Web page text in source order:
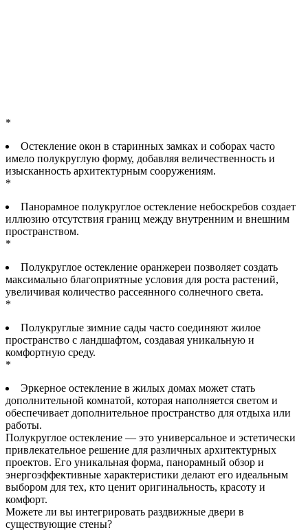
*
Остекление окон в старинных замках и соборах часто
имело полукруглую форму, добавляя величественность и
изысканность архитектурным сооружениям.
*
Панорамное полукруглое остекление небоскребов создает
иллюзию отсутствия границ между внутренним и внешним
пространством.
*
Полукруглое остекление оранжереи позволяет создать
максимально благоприятные условия для роста растений,
увеличивая количество рассеянного солнечного света.
*
Полукруглые зимние сады часто соединяют жилое
пространство с ландшафтом, создавая уникальную и
комфортную среду.
*
Эркерное остекление в жилых домах может стать
дополнительной комнатой, которая наполняется светом и
обеспечивает дополнительное пространство для отдыха или
работы.
Полукруглое остекление — это универсальное и эстетически
привлекательное решение для различных архитектурных
проектов. Его уникальная форма, панорамный обзор и
энергоэффективные характеристики делают его идеальным
выбором для тех, кто ценит оригинальность, красоту и
комфорт.
Можете ли вы интегрировать раздвижные двери в
существующие стены?